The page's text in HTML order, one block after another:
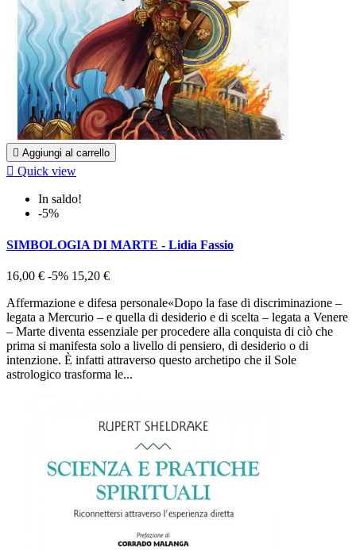
 Aggiungi al carrello
 Quick view
In saldo!
-5%
SIMBOLOGIA DI MARTE - Lidia Fassio
16,00 € -5% 15,20 €
Affermazione e difesa personale«Dopo la fase di discriminazione –
legata a Mercurio – e quella di desiderio e di scelta – legata a Venere
– Marte diventa essenziale per procedere alla conquista di ciò che
prima si manifesta solo a livello di pensiero, di desiderio o di
intenzione. È infatti attraverso questo archetipo che il Sole
astrologico trasforma le...